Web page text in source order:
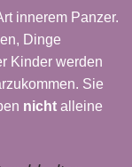
innerem Panzer.
Dinge
Kinder werden
Sie
nicht alleine